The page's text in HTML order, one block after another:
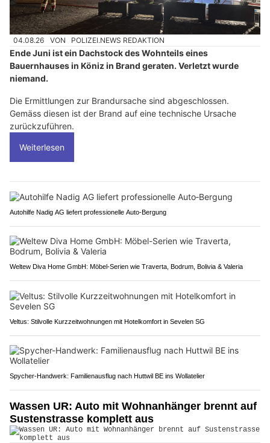
04.08.26 VON POLIZEI.NEWS REDAKTION
Ende Juni ist ein Dachstock des Wohnteils eines
Bauernhauses in Köniz in Brand geraten. Verletzt wurde
niemand.
Die Ermittlungen zur Brandursache sind abgeschlossen.
Gemäss diesen ist der Brand auf eine technische Ursache
zurückzuführen.
Weiterlesen
Autohilfe Nadig AG liefert professionelle Auto‑Bergung
Weltew Diva Home GmbH: Möbel-Serien wie Traverta, Bodrum, Bolivia & Valeria
Veltus: Stilvolle Kurzzeitwohnungen mit Hotelkomfort in Sevelen SG
Spycher-Handwerk: Familienausflug nach Huttwil BE ins Wollatelier
Wassen UR: Auto mit Wohnanhänger brennt auf
Sustenstrasse komplett aus